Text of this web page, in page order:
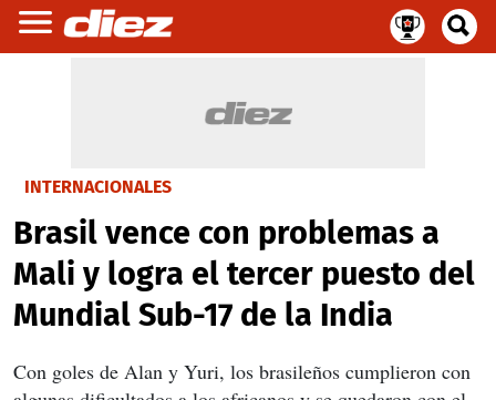
INTERNACIONALES
Brasil vence con problemas a
Mali y logra el tercer puesto del
Mundial Sub-17 de la India
Con goles de Alan y Yuri, los brasileños cumplieron con